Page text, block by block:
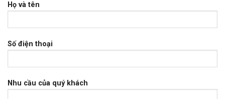
Họ và tên
Số điện thoại
Nhu cầu của quý khách